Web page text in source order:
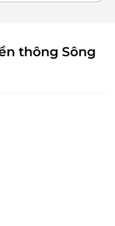
sườn cá thác lác.
thông Sông